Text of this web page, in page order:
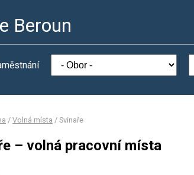
Beroun
/ Volná místa / Svinaře
– volná pracovní místa